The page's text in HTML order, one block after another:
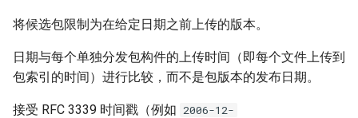
将候选包限制为在给定日期之前上传的版本。
日期与每个单独分发包构件的上传时间（即每个文件上传到
包索引的时间）进行比较，而不是包版本的发布日期。
接受 RFC 3339 时间戳（例如 2006-12-